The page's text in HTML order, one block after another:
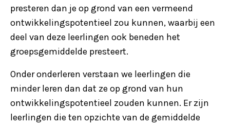
presteren dan je op grond van een vermeend
ontwikkelingspotentieel zou kunnen, waarbij een
deel van deze leerlingen ook beneden het
groepsgemiddelde presteert.
Onder onderleren verstaan we leerlingen die
minder leren dan dat ze op grond van hun
ontwikkelingspotentieel zouden kunnen. Er zijn
leerlingen die ten opzichte van de gemiddelde